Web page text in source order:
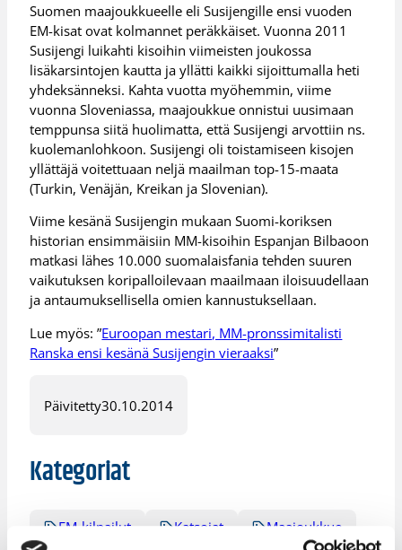
Suomen maajoukkueelle eli Susijengille ensi vuoden
EM-kisat ovat kolmannet peräkkäiset. Vuonna 2011
Susijengi luikahti kisoihin viimeisten joukossa
lisäkarsintojen kautta ja yllätti kaikki sijoittumalla heti
yhdeksänneksi. Kahta vuotta myöhemmin, viime
vuonna Sloveniassa, maajoukkue onnistui uusimaan
temppunsa siitä huolimatta, että Susijengi arvottiin ns.
kuolemanlohkoon. Susijengi oli toistamiseen kisojen
yllättäjä voitettuaan neljä maailman top-15-maata
(Turkin, Venäjän, Kreikan ja Slovenian).
Viime kesänä Susijengin mukaan Suomi-koriksen
historian ensimmäisiin MM-kisoihin Espanjan Bilbaoon
matkasi lähes 10.000 suomalaisfania tehden suuren
vaikutuksen koripalloilevaan maailmaan iloisuudellaan
ja antaumuksellisella omien kannustuksellaan.
Lue myös: ”Euroopan mestari, MM-pronssimitalisti
Ranska ensi kesänä Susijengin vieraaksi”
Päivitetty30.10.2014
Kategoriat
EM-kilpailut Katsojat Maajoukkue